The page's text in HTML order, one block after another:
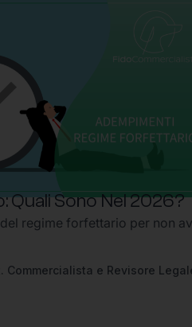
Sono Nel 2026?
regime forfettario per non
Commercialista e Revisore